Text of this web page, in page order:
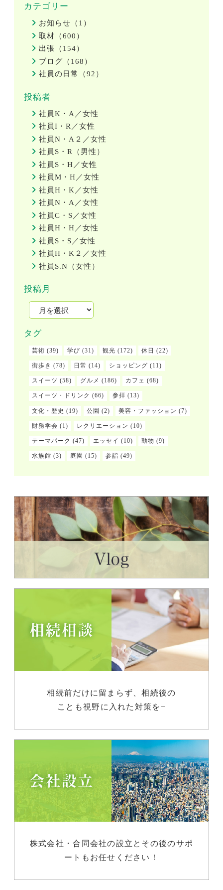
カテゴリー
お知らせ（1）
取材（600）
出張（154）
ブログ（168）
社員の日常（92）
投稿者
社員K・A／女性
社員I・R／女性
社員N・A２／女性
社員S・R（男性）
社員S・H／女性
社員M・H／女性
社員H・K／女性
社員N・A／女性
社員C・S／女性
社員H・H／女性
社員S・S／女性
社員H・K２／女性
社員S.N（女性）
投稿月
タグ
芸術 (39) 学び (31) 観光 (172) 休日 (22)
街歩き (78) 日常 (14) ショッピング (11)
スイーツ (58) グルメ (186) カフェ (68)
スイーツ・ドリンク (66) 参拝 (13)
文化・歴史 (19) 公園 (2) 美容・ファッション (7)
財務学会 (1) レクリエーション (10)
テーマパーク (47) エッセイ (10) 動物 (9)
水族館 (3) 庭園 (15) 参詣 (49)
相続前だけに留まらず、相続後の
ことも視野に入れた対策を−
株式会社・合同会社の設立とその後のサポ
ートもお任せください！